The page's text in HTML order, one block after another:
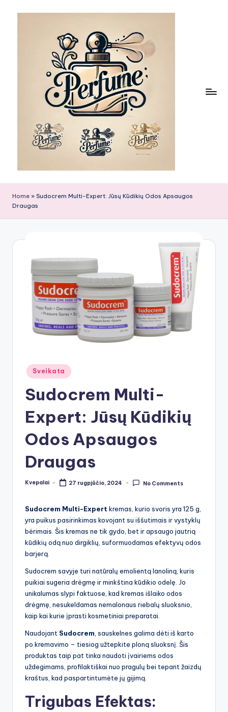
Home » Sudocrem Multi-Expert: Jūsų Kūdikių Odos Apsaugos
Draugas
Posted
in
Sveikata
Sudocrem Multi-
Expert: Jūsų Kūdikių
Odos Apsaugos
Draugas
Posted
Kvepalai 27 rugpjūčio, 2024 No Comments
Sudocrem Multi-Expert kremas, kurio svoris yra 125 g,
yra puikus pasirinkimas kovojant su iššutimais ir vystyklų
bėrimais. Šis kremas ne tik gydo, bet ir apsaugo jautrią
kūdikių odą nuo dirgiklių, suformuodamas efektyvų odos
barjerą.
Sudocrem savyje turi natūralų emolientą lanoliną, kuris
puikiai sugeria drėgmę ir minkština kūdikio odelę. Jo
unikalumas slypi faktuose, kad kremas išlaiko odos
drėgmę, nesukeldamas nemalonaus riebalų sluoksnio,
kaip kai kurie įprasti kosmetiniai preparatai.
Naudojant Sudocrem , sauskelnes galima dėti iš karto
po kremavimo – tiesiog užtepkite ploną sluoksnį. Šis
produktas taip pat tinka naudoti įvairiems odos
uždegimams, profilaktiškai nuo pragulų bei tepant žaizdų
kraštus, kad paspartintumėte jų gijimą.
Trigubas Efektas: